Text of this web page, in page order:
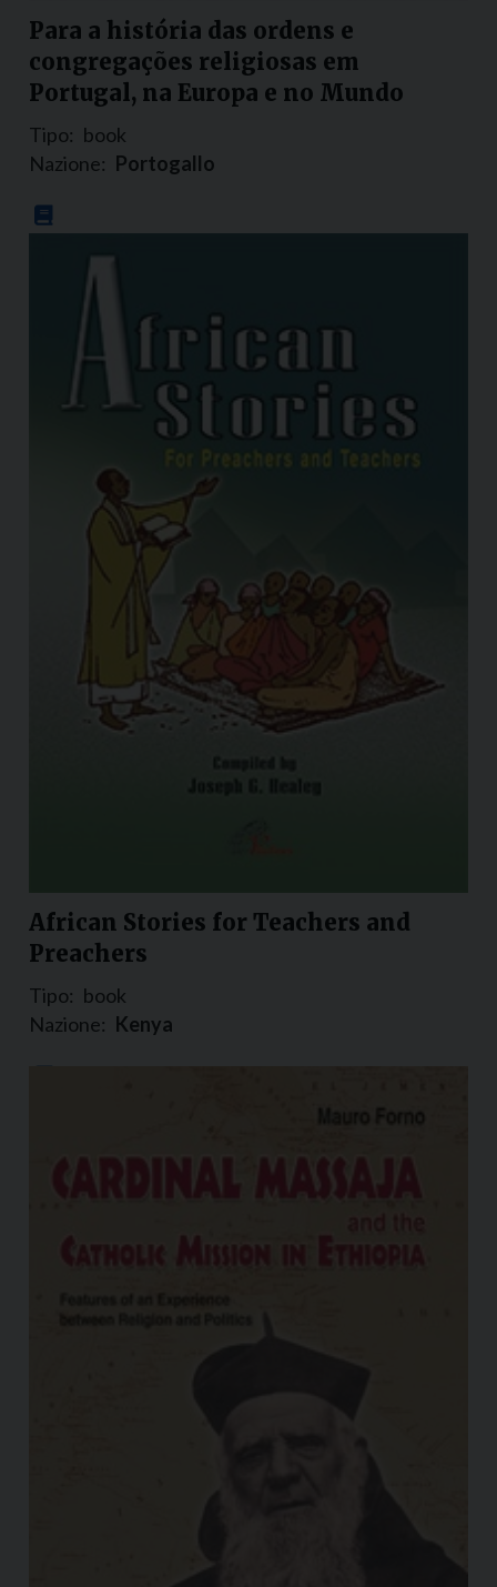
Para a história das ordens e
congregações religiosas em
Portugal, na Europa e no Mundo
Tipo: book
Nazione: Portogallo
African Stories for Teachers and
Preachers
Tipo: book
Nazione: Kenya